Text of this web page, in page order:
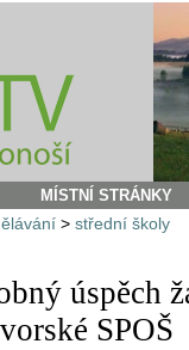
MÍSTNÍ STRÁNKY
> střední školy
úspěch
SPOŠ